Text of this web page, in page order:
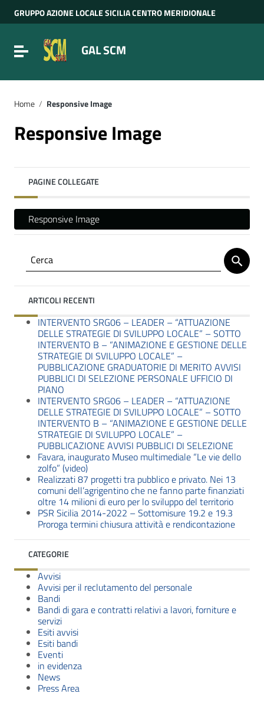
Vai al menu di navigazione
Vai al footer
GRUPPO AZIONE LOCALE SICILIA CENTRO MERIDIONALE
Attiva / disattiva la navigazione
GAL SCM
Home / Responsive Image
Responsive Image
PAGINE COLLEGATE
Responsive Image
ARTICOLI RECENTI
INTERVENTO SRG06 – LEADER – “ATTUAZIONE
DELLE STRATEGIE DI SVILUPPO LOCALE” – SOTTO
INTERVENTO B – “ANIMAZIONE E GESTIONE DELLE
STRATEGIE DI SVILUPPO LOCALE” –
PUBBLICAZIONE GRADUATORIE DI MERITO AVVISI
PUBBLICI DI SELEZIONE PERSONALE UFFICIO DI
PIANO
INTERVENTO SRG06 – LEADER – “ATTUAZIONE
DELLE STRATEGIE DI SVILUPPO LOCALE” – SOTTO
INTERVENTO B – “ANIMAZIONE E GESTIONE DELLE
STRATEGIE DI SVILUPPO LOCALE” –
PUBBLICAZIONE AVVISI PUBBLICI DI SELEZIONE
Favara, inaugurato Museo multimediale “Le vie dello
zolfo” (video)
Realizzati 87 progetti tra pubblico e privato. Nei 13
comuni dell’agrigentino che ne fanno parte finanziati
oltre 14 milioni di euro per lo sviluppo del territorio
PSR Sicilia 2014-2022 – Sottomisure 19.2 e 19.3
Proroga termini chiusura attività e rendicontazione
CATEGORIE
Avvisi
Avvisi per il reclutamento del personale
Bandi
Bandi di gara e contratti relativi a lavori, forniture e
servizi
Esiti avvisi
Esiti bandi
Eventi
in evidenza
News
Press Area